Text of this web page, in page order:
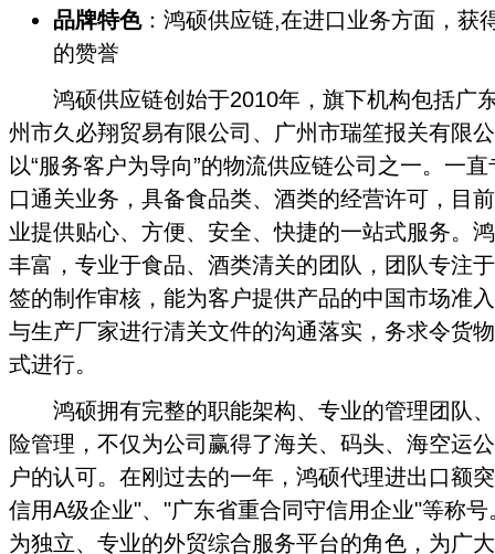
品牌特色：鸿硕供应链,在进口业务方面，获
的赞誉
鸿硕供应链创始于2010年，旗下机构包括广
州市久必翔贸易有限公司、广州市瑞笙报关有限
以“服务客户为导向”的物流供应链公司之一。一
口通关业务，具备食品类、酒类的经营许可，目
业提供贴心、方便、安全、快捷的一站式服务。
丰富，专业于食品、酒类清关的团队，团队专注
签的制作审核，能为客户提供产品的中国市场准
与生产厂家进行清关文件的沟通落实，务求令货
式进行。
鸿硕拥有完整的职能架构、专业的管理团队、
险管理，不仅为公司赢得了海关、码头、海空运
户的认可。在刚过去的一年，鸿硕代理进出口额
信用A级企业"、"广东省重合同守信用企业"等称
为独立、专业的外贸综合服务平台的角色，为广